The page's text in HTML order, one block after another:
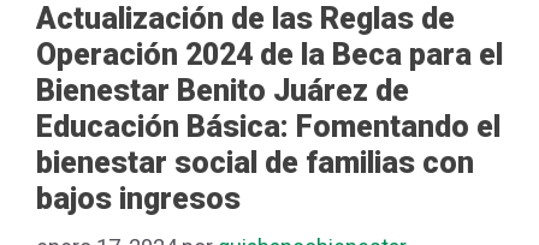
Actualización de las Reglas de
Operación 2024 de la Beca para el
Bienestar Benito Juárez de
Educación Básica: Fomentando el
bienestar social de familias con
bajos ingresos